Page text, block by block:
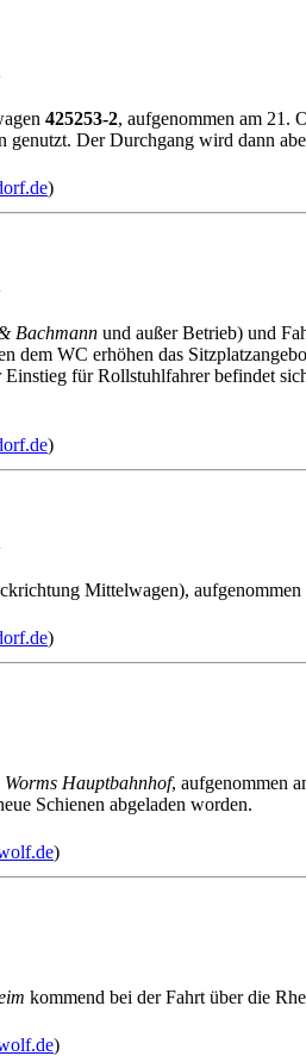
425253-2, aufgenommen am 21.
Der Durchgang wird dann
)
Bachmann und außer Betrieb) und
dem WC erhöhen das
Einstieg für Rollstuhlfahrer befindet
)
Mittelwagen), aufgenommen
)
Worms Hauptbahnhof, aufgenommen
Schienen abgeladen worden.
)
kommend bei der Fahrt über die
)